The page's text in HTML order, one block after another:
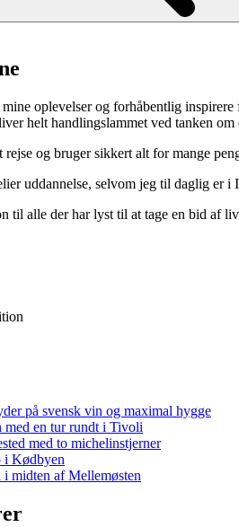
oplevelser og forhåbentlig
helt handlingslammet ved tanken
og bruger sikkert alt for mange
uddannelse, selvom jeg til daglig er
til alle der har lyst til at tage en bid af
på svensk vin og maximal hygge
med en tur rundt i Tivoli
med to michelinstjerner
i Kødbyen
midten af Mellemøsten